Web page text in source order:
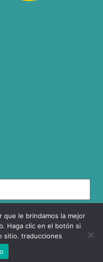
All right reserved.
que le brindamos la mejor
Haga clic en el botón si
sitio. traducciones